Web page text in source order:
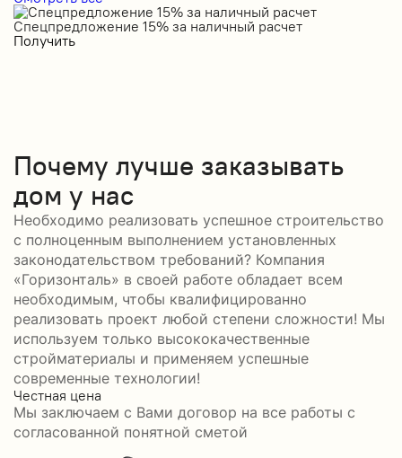
Спецпредложение 15% за наличный расчет
Получить
Почему лучше заказывать
дом у нас
Необходимо реализовать успешное строительство
с полноценным выполнением установленных
законодательством требований? Компания
«Горизонталь» в своей работе обладает всем
необходимым, чтобы квалифицированно
реализовать проект любой степени сложности! Мы
используем только высококачественные
стройматериалы и применяем успешные
современные технологии!
Честная цена
Мы заключаем с Вами договор на все работы с
согласованной понятной сметой